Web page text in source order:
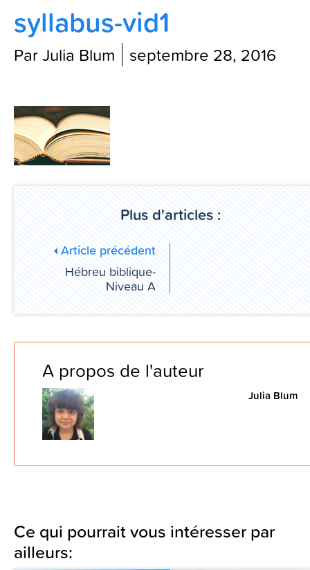
Contactez-nous
Blog
syllabus-vid1
Par Julia Blum septembre 28, 2016
Plus d'articles :
Article précédent
Hébreu biblique-
Niveau A
A propos de l'auteur
Julia Blum
Ce qui pourrait vous intéresser par
ailleurs: